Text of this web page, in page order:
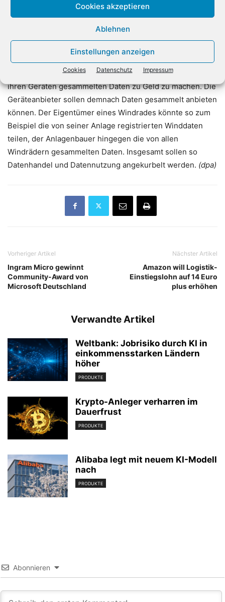
Cookies akzeptieren
Ablehnen
Einstellungen anzeigen
Cookies Datenschutz Impressum
Nach Angaben des deutschen Europaabgeordneten
Damian Boeselager von der Partei Volt wird mit dem
Gesetz auch geregelt, dass die Eigentümer von mit dem
Internet verbundenen Geräten das Recht haben, die von
ihren Geräten gesammelten Daten zu Geld zu machen. Die
Geräteanbieter sollen demnach Daten gesammelt anbieten
können. Der Eigentümer eines Windrades könnte so zum
Beispiel die von seiner Anlage registrierten Winddaten
teilen, der Anlagenbauer hingegen die von allen
Windrädern gesammelten Daten. Insgesamt sollen so
Datenhandel und Datennutzung angekurbelt werden. (dpa)
Vorheriger Artikel
Ingram Micro gewinnt
Community-Award von
Microsoft Deutschland
Nächster Artikel
Amazon will Logistik-
Einstiegslohn auf 14 Euro
plus erhöhen
Verwandte Artikel
Weltbank: Jobrisiko durch KI in
einkommensstarken Ländern
höher
PRODUKTE
Krypto-Anleger verharren im
Dauerfrust
PRODUKTE
Alibaba legt mit neuem KI-Modell
nach
PRODUKTE
Abonnieren